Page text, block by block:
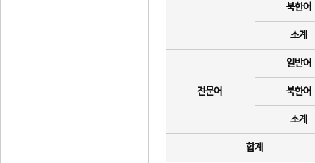
북한어
소계
전문어
일반어
북한어
소계
합계